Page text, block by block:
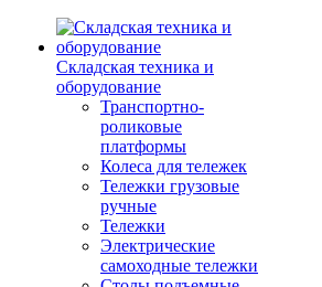
Складская техника и
оборудование
Транспортно-
роликовые
платформы
Колеса для тележек
Тележки грузовые
ручные
Тележки
Электрические
самоходные тележки